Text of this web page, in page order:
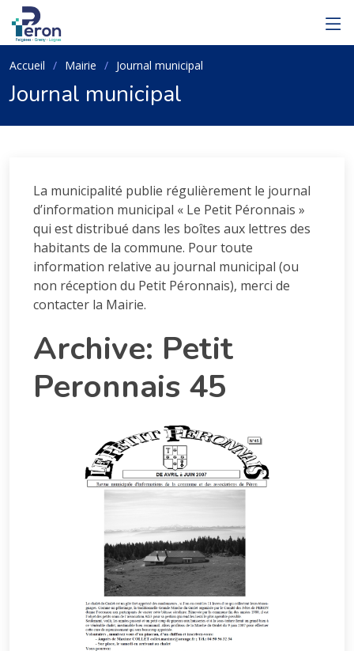
Accueil Mairie Journal municipal
Journal municipal
La municipalité publie régulièrement le journal
d’information municipal « Le Petit Péronnais »
qui est distribué dans les boîtes aux lettres des
habitants de la commune. Pour toute
information relative au journal municipal (ou
non réception du Petit Péronnais), merci de
contacter la Mairie.
Archive: Petit
Peronnais 45